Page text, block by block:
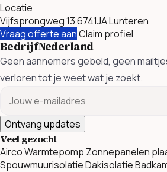
Locatie
Vijfsprongweg 13 6741JA Lunteren
Vraag offerte aanClaim profiel
BedrijfNederland
Geen aannemers gebeld, geen
verloren tot je weet wat je zoekt.
Ontvang updates
Veel gezocht
AircoWarmtepomp Zonnepanelen
SpouwmuurisolatieDakisolatie